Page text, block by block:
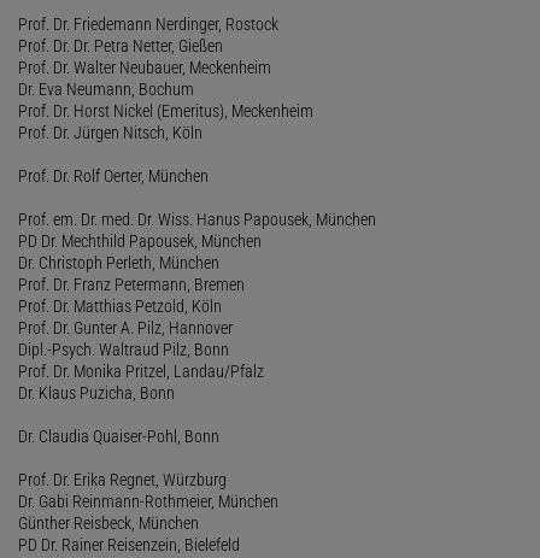
Prof. Dr. Friedemann Nerdinger, Rostock
Prof. Dr. Dr. Petra Netter, Gießen
Prof. Dr. Walter Neubauer, Meckenheim
Dr. Eva Neumann, Bochum
Prof. Dr. Horst Nickel (Emeritus), Meckenheim
Prof. Dr. Jürgen Nitsch, Köln
Prof. Dr. Rolf Oerter, München
Prof. em. Dr. med. Dr. Wiss. Hanus Papousek, München
PD Dr. Mechthild Papousek, München
Dr. Christoph Perleth, München
Prof. Dr. Franz Petermann, Bremen
Prof. Dr. Matthias Petzold, Köln
Prof. Dr. Gunter A. Pilz, Hannover
Dipl.-Psych. Waltraud Pilz, Bonn
Prof. Dr. Monika Pritzel, Landau/Pfalz
Dr. Klaus Puzicha, Bonn
Dr. Claudia Quaiser-Pohl, Bonn
Prof. Dr. Erika Regnet, Würzburg
Dr. Gabi Reinmann-Rothmeier, München
Günther Reisbeck, München
PD Dr. Rainer Reisenzein, Bielefeld